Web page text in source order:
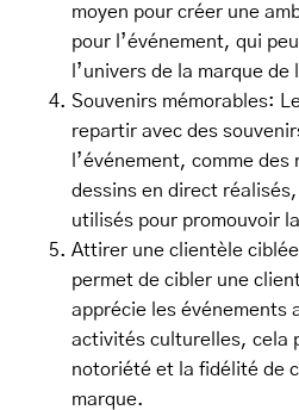
moyen pour créer une
pour l’événement, qui
l’univers de la marque de
Souvenirs mémorables:
repartir avec des
l’événement, comme
dessins en direct
utilisés pour promouvoir
Attirer une clientèle
permet de cibler une
apprécie les événements
activités culturelles, cela
notoriété et la fidélité de
marque.